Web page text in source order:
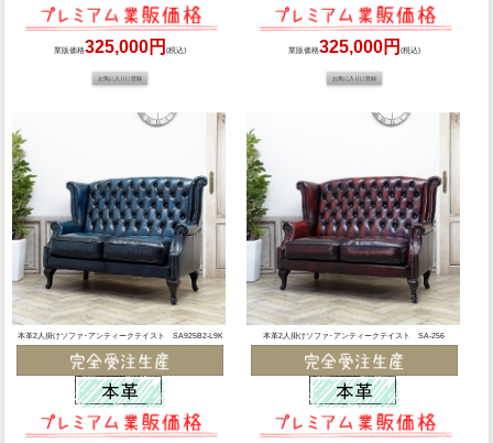
業販価格325,000円(税込) 業販価格325,000円 (税込)
本革2人掛けソファ･アンティークテイスト SA925B2-L9K 本革2人掛けソファ･アンティークテイスト SA-256